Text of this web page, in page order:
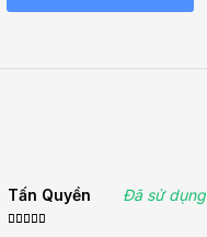
Tấn Quyền Đã sử dụng